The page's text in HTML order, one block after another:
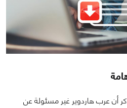
أن عرب هاردوير غير مسئولة عن